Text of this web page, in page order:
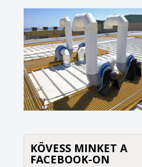
KÖVESS MINKET A
FACEBOOK-ON